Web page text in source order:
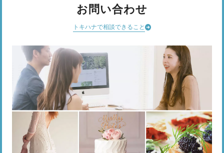
お問い合わせ
トキハナで相談できること